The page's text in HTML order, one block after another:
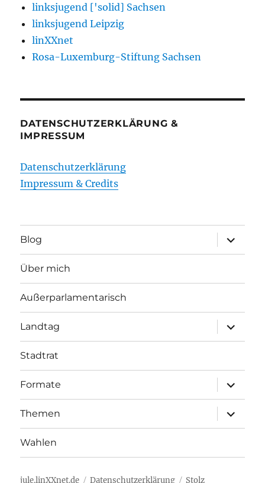
linksjugend ['solid] Sachsen
linksjugend Leipzig
linXXnet
Rosa-Luxemburg-Stiftung Sachsen
DATENSCHUTZERKLÄRUNG &
IMPRESSUM
Datenschutzerklärung
Impressum & Credits
Blog
öffnen
Über mich
Außerparlamentarisch
Landtag
öffnen
Stadtrat
Formate
öffnen
Themen
öffnen
Wahlen
jule.linXXnet.de Datenschutzerklärung Stolz